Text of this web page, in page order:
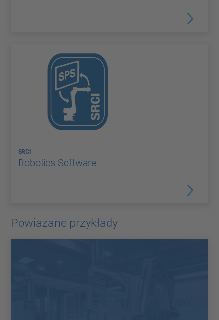
SRCI
Robotics Software
Powiazane przykłady